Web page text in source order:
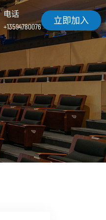
电话
+13594780076
立即加入